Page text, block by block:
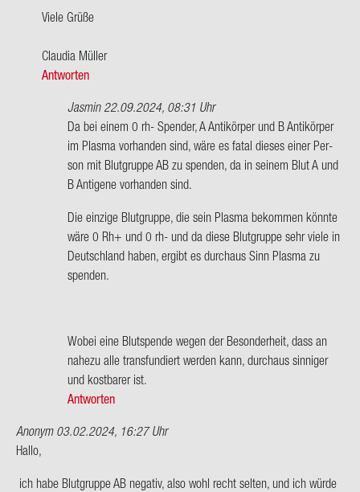
An­
la
Mül­
Viele Grüße
Clau­dia Mül­ler
Antworten
Jasmin22.09.2024, 08:31 Uhr
Ant­
wort
auf
Hallo
Mül­
ler,
mit
der…
dia
Mül­
ler
Da bei einem 0 rh- Spen­der, A An­ti­kör­per und B An­ti­kör­per
im Plas­ma vor­han­den sind, wäre es fatal die­ses einer Per­
son mit Blut­grup­pe AB zu spen­den, da in sei­nem Blut A und
B An­ti­ge­ne vor­han­den sind.
Die ein­zi­ge Blut­grup­pe, die sein Plas­ma be­kom­men könn­te
wäre 0 Rh+ und 0 rh- und da diese Blut­grup­pe sehr viele in
Deutsch­land haben, er­gibt es durch­aus Sinn Plas­ma zu
spen­den.
Wobei eine Blut­spen­de wegen der Be­son­der­heit, dass an
na­he­zu alle trans­fun­diert wer­den kann, durch­aus sin­ni­ger
und kost­ba­rer ist.
Antworten
Anonym03.02.2024, 16:27 Uhr
Hallo,
ich habe Blut­grup­pe AB ne­ga­tiv, also wohl recht sel­ten, und ich würde